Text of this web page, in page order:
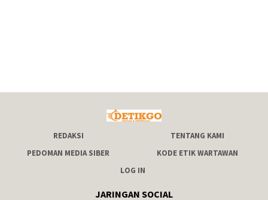
REDAKSI
TENTANG KAMI
PEDOMAN MEDIA SIBER
KODE ETIK WARTAWAN
LOG IN
JARINGAN SOCIAL